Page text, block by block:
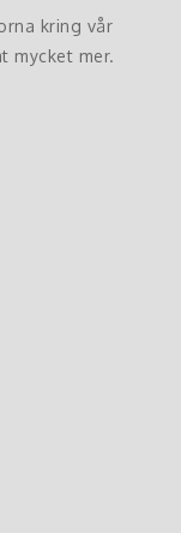
kring vår
mycket mer.